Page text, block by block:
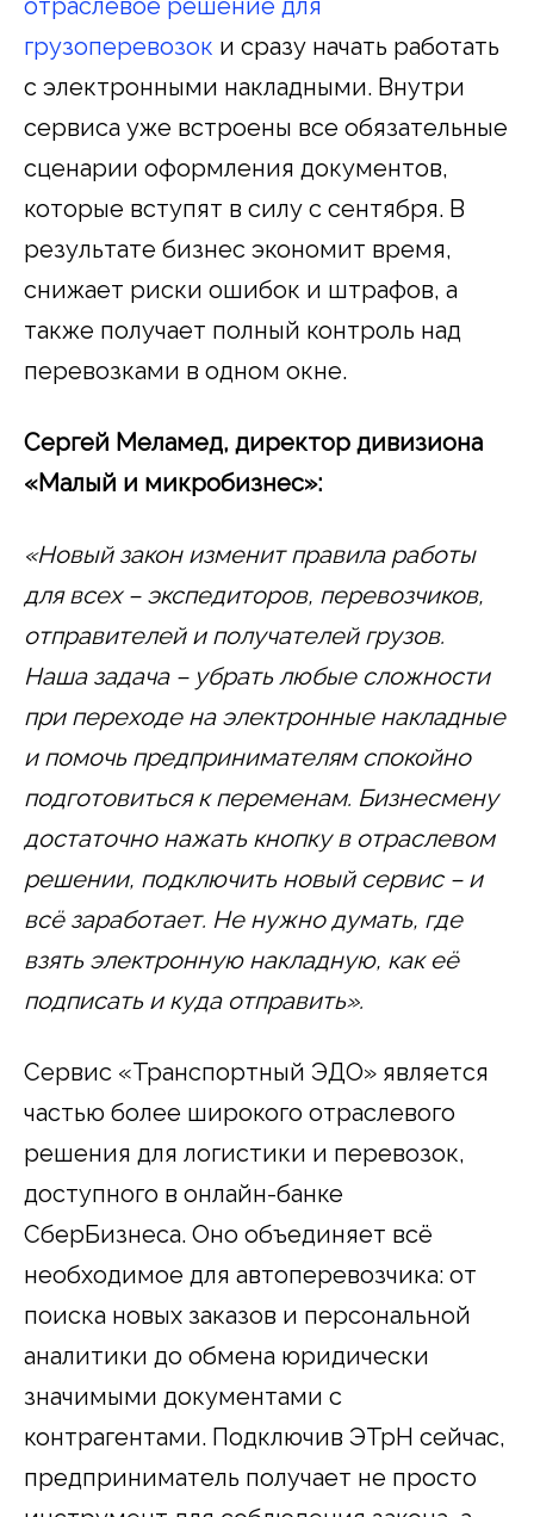
отраслевое решение для
грузоперевозок и сразу начать работать
с электронными накладными. Внутри
сервиса уже встроены все обязательные
сценарии оформления документов,
которые вступят в силу с сентября. В
результате бизнес экономит время,
снижает риски ошибок и штрафов, а
также получает полный контроль над
перевозками в одном окне.
Сергей Меламед, директор дивизиона
«Малый и микробизнес»:
«Новый закон изменит правила работы
для всех – экспедиторов, перевозчиков,
отправителей и получателей грузов.
Наша задача – убрать любые сложности
при переходе на электронные накладные
и помочь предпринимателям спокойно
подготовиться к переменам. Бизнесмену
достаточно нажать кнопку в отраслевом
решении, подключить новый сервис – и
всё заработает. Не нужно думать, где
взять электронную накладную, как её
подписать и куда отправить».
Сервис «Транспортный ЭДО» является
частью более широкого отраслевого
решения для логистики и перевозок,
доступного в онлайн-банке
СберБизнеса. Оно объединяет всё
необходимое для автоперевозчика: от
поиска новых заказов и персональной
аналитики до обмена юридически
значимыми документами с
контрагентами. Подключив ЭТрН сейчас,
предприниматель получает не просто